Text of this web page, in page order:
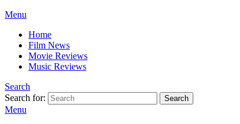
Menu
Home
Film News
Movie Reviews
Music Reviews
Search
Search for:
Search
Menu